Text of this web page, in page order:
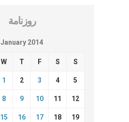
روزنامة
January 2014
W T F S S
1 2 3 4 5
8 9 10 11 12
15 16 17 18 19